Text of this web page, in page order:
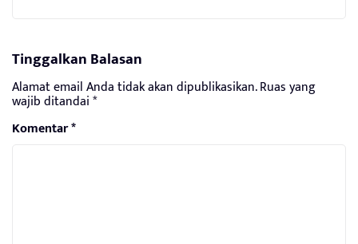
Tinggalkan Balasan
Alamat email Anda tidak akan dipublikasikan.Ruas yang
wajib ditandai*
Komentar*